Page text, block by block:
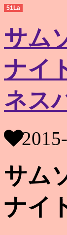
51La
サム
ナイ
ネス
サム
ナイ